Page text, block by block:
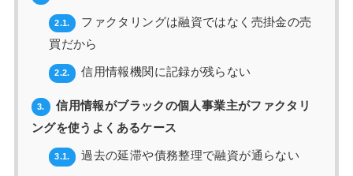
2.1.
ファクタリングは融資ではなく売掛金の売
買だから
2.2. 信用情報機関に記録が残らない
3.
信用情報がブラックの個人事業主がファクタリ
ングを使うよくあるケース
3.1. 過去の延滞や債務整理で融資が通らない